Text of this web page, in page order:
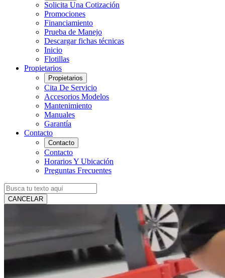
Solicita Una Cotización
Promociones
Financiamiento
Prueba de Manejo
Descargar fichas técnicas
Inicio
Flotillas
Propietarios
Propietarios
Cita De Servicio
Accesorios Modelos
Mantenimiento
Manuales
Garantía
Contacto
Contacto
Contacto
Horarios Y Ubicación
Preguntas Frecuentes
CANCELAR